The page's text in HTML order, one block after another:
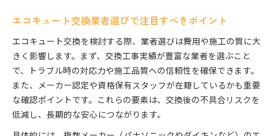
エコキュート交換業者選びで注目すべきポイント
エコキュート交換を検討する際、業者選びは費用や施工の質に大
きく影響します。まず、交換工事実績が豊富な業者を選ぶこと
で、トラブル時の対応力や施工品質への信頼性を確保できます。
また、メーカー認定や資格保有スタッフが在籍しているかも重要
な確認ポイントです。これらの要素は、交換後の不具合リスクを
低減し、長期的な安心につながります。